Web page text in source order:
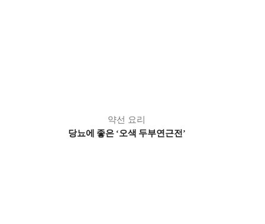
약선 요리
당뇨에 좋은 ‘오색 두부연근전’